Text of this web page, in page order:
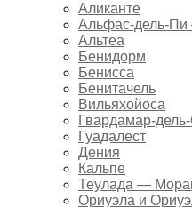
Аликанте
Альфас-дель-
Альтеа
Бенидорм
Бенисса
Бенитачель
Вильяхойоса
Гвардамар-
Гуадалест
Дения
Кальпе
Теулада —
Ориуэла и